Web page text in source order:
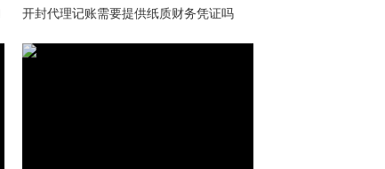
开封代理记账需要提供纸质财务凭证吗